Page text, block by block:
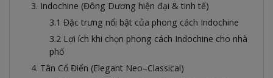
3. Indochine (Đông Dương hiện đại & tinh tế)
3.1 Đặc trưng nổi bật của phong cách Indochine
3.2 Lợi ích khi chọn phong cách Indochine cho nhà
phố
4. Tân Cổ Điển (Elegant Neo–Classical)